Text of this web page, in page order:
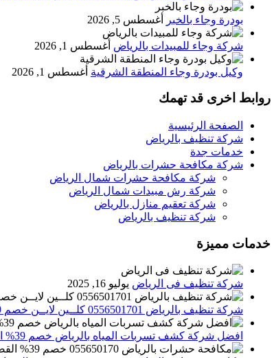
بودرة وجاء بالخبر أغسطس 5, 2026
شركة وجاء للمبيدات بالرياض أغسطس 1, 2026
وكيل بودرة وجاء المنطقة الشرقية أغسطس 1, 2026
روابط اخرى قد تهمك
الصفحة الرئيسية
شركة تنظيف بالرياض
خدمات جدة
شركة مكافحة حشرات بالرياض
شركة مكافحة حشرات شمال الرياض
شركة رش مبيدات شمال الرياض
شركة تعقيم منازل بالرياض
شركة تنظيف بالرياض
خدمات مميزة
شركة تنظيف فى الرياض يوليو 16, 2025
شركة تنظيف بالرياض 0556501701 كلــين لايــن خصم 39% تنظيف وتعقيم المنازل باحدث الاجهزة
افضل شركة كشف تسربات المياه بالرياض خصم 39% اطلب الان 0556501701‬‏ – تقارير معتمدة